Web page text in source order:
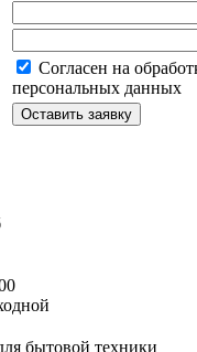
Согласен на
персональных данных
бытовой техники